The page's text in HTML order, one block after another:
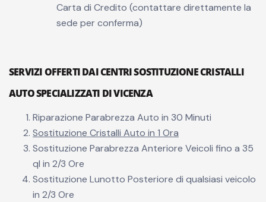
Carta di Credito (contattare direttamente la
sede per conferma)
SERVIZI OFFERTI DAI CENTRI SOSTITUZIONE CRISTALLI
AUTO SPECIALIZZATI DI VICENZA
Riparazione Parabrezza Auto in 30 Minuti
Sostituzione Cristalli Auto in 1 Ora
Sostituzione Parabrezza Anteriore Veicoli fino a 35
ql in 2/3 Ore
Sostituzione Lunotto Posteriore di qualsiasi veicolo
in 2/3 Ore